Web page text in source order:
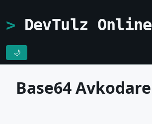
DevTulz Online
🌙
Base64 Avkodare